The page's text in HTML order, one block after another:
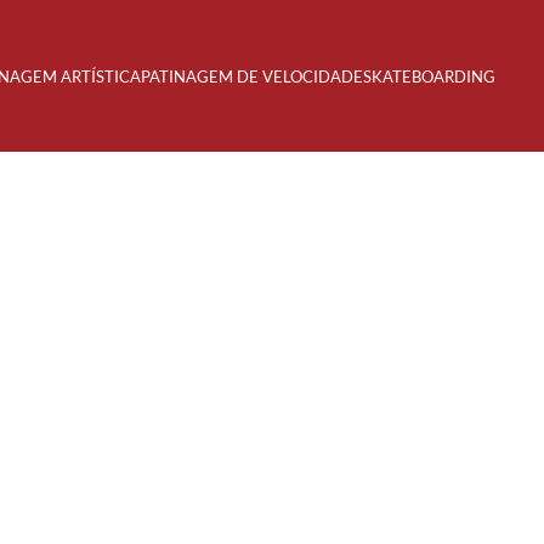
ARTÍSTICAPATINAGEM DE VELOCIDADESKATEBOARDING